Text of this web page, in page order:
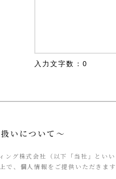
入力文字数： 0
いについて～
ング株式会社（以下「当社」とい
で、個人情報をご提供いただきま